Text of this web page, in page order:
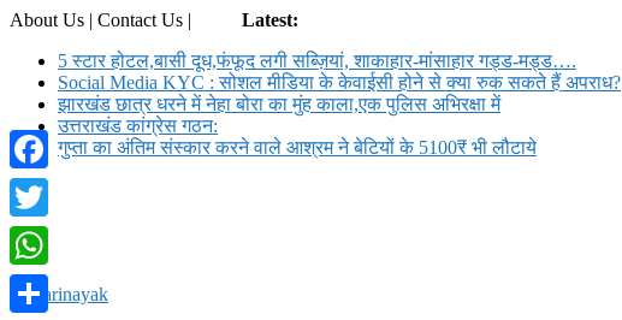
About Us | Contact Us |
Latest:
5 स्टार होटल,बासी दूध,फंफूद लगी सब्ज़ियां, शाकाहार-मांसाहार गड्ड-मड्ड….
Social Media KYC : सोशल मीडिया के केवाईसी होने से क्या रुक सकते हैं अपराध?
झारखंड छात्र धरने में नेहा बोरा का मुंह काला,एक पुलिस अभिरक्षा में
उत्तराखंड कांग्रेस गठन:
गुप्ता का अंतिम संस्कार करने वाले आश्रम ने बेटियों के 5100₹ भी लौटाये
Facebook
Twitter
WhatsApp